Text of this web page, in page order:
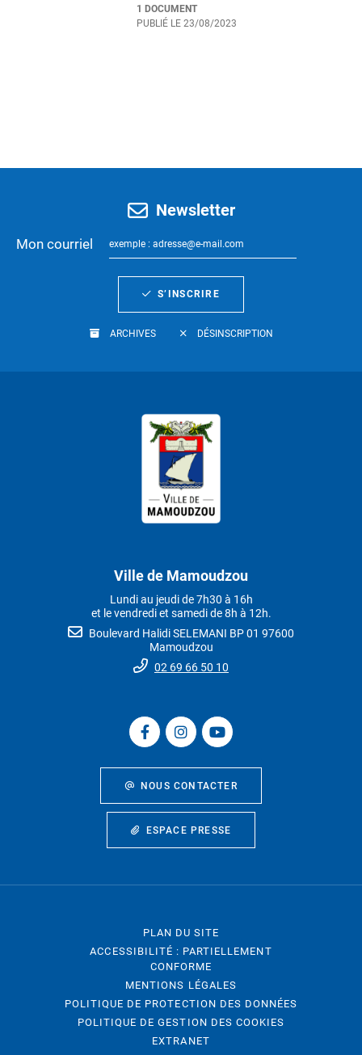
1 DOCUMENT
PUBLIÉ LE 23/08/2023
Newsletter
Mon courriel
S’INSCRIRE
ARCHIVES DÉSINSCRIPTION
Ville de Mamoudzou
Lundi au jeudi de 7h30 à 16h
et le vendredi et samedi de 8h à 12h.
Boulevard Halidi SELEMANI BP 01 97600
Mamoudzou
02 69 66 50 10
NOUS CONTACTER
ESPACE PRESSE
PLAN DU SITE
ACCESSIBILITÉ : PARTIELLEMENT
CONFORME
MENTIONS LÉGALES
POLITIQUE DE PROTECTION DES DONNÉES
POLITIQUE DE GESTION DES COOKIES
EXTRANET